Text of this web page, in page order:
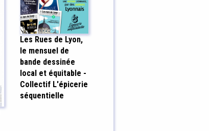
Les Rues de Lyon,
le mensuel de
bande dessinée
local et équitable -
Collectif L'épicerie
séquentielle